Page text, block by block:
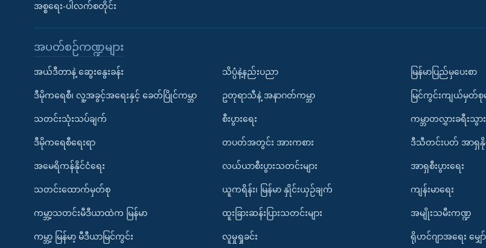
အစ္စရေး-ပါလက်စတိုင်း
အပတ်စဉ်ကဏ္ဍများ
အယ်ဒီတာနဲ့ ဆွေးနွေးခန်း
ဒီမိုကရေစီ၊ လူ့အခွင့်အရေးနှင့် ခေတ်ပြိုင်ကမ္ဘာ
သတင်းသုံးသပ်ချက်
ဒီမိုကရေစီရေးရာ
အမေရိကန်နိုင်ငံရေး
သတင်းထောက်မှတ်စု
ကမ္ဘာ့သတင်းမီဒီယာထဲက မြန်မာ
ကမ္ဘာ့ မြန်မာ့ မီဒီယာမြင်ကွင်း
သိပ္ပံနဲ့နည်းပညာ
ဥတုရာသီနဲ့ အနာဂတ်ကမ္ဘာ
စီးပွားရေး
တပတ်အတွင်း အားကစား
လယ်ယာစီးပွားသတင်းများ
ယူကရိန်း၊ မြန်မာ နှိုင်းယှဉ်ချက်
ထူးခြားဆန်းပြားသတင်းများ
လူမှုရှုခင်း
မြန်မာပြည်မှပေးစာ
မြင်ကွင်းကျယ်မှတ်စုမ
ကမ္ဘာတလွှားခရီးသွား
ဒီသီတင်းပတ် အာရှနို
အာရှစီးပွားရေး
ကျန်းမာရေး
အမျိုးသမီးကဏ္ဍ
ရိုဟင်ဂျာအရေး မျှ